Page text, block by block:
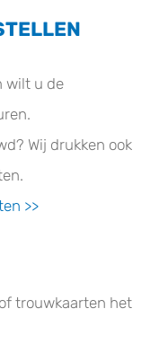
wilt u de
Wij drukken ook
>>
trouwkaarten het